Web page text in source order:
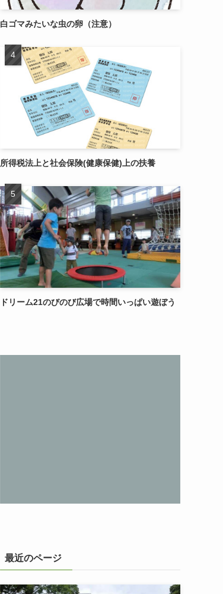
白ゴマみたいな虫の卵（注意）
所得税法上と社会保険(健康保健)上の扶養
ドリーム21のびのび広場で時間いっぱい遊ぼう
最近のページ